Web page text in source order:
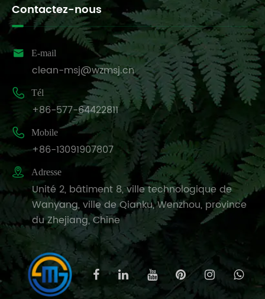
Contactez-nous
 E-mail
clean-msj@wzmsj.cn
 Tél
+86-577-64422811
 Mobile
+86-13091907807
 Adresse
Unité 2, bâtiment 8, ville technologique de
Wanyang, ville de Qianku, Wenzhou, province
du Zhejiang, Chine